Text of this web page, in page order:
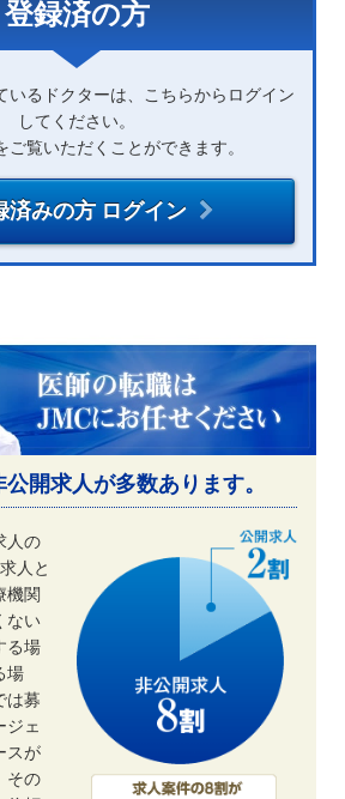
登録済の方
いるドクターは、こちらからログイン
してください。
ご覧いただくことができます。
済みの方 ログイン
開求人が多数あります。
人の
人と
機関
ない
る場
場
は募
ジェ
スが
その